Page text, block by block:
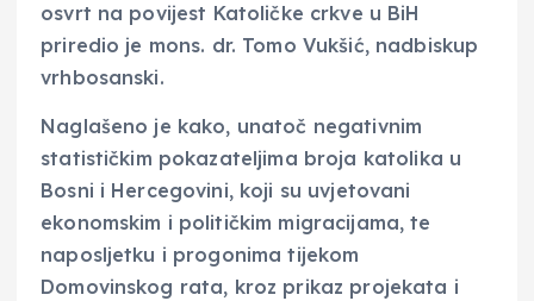
osvrt na povijest Katoličke crkve u BiH
priredio je mons. dr. Tomo Vukšić, nadbiskup
vrhbosanski.
Naglašeno je kako, unatoč negativnim
statističkim pokazateljima broja katolika u
Bosni i Hercegovini, koji su uvjetovani
ekonomskim i političkim migracijama, te
naposljetku i progonima tijekom
Domovinskog rata, kroz prikaz projekata i